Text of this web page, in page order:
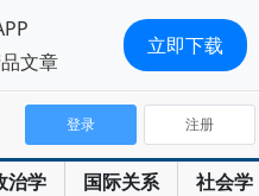
治学 国际关系 社会学
登录 注册
文章
立即下载